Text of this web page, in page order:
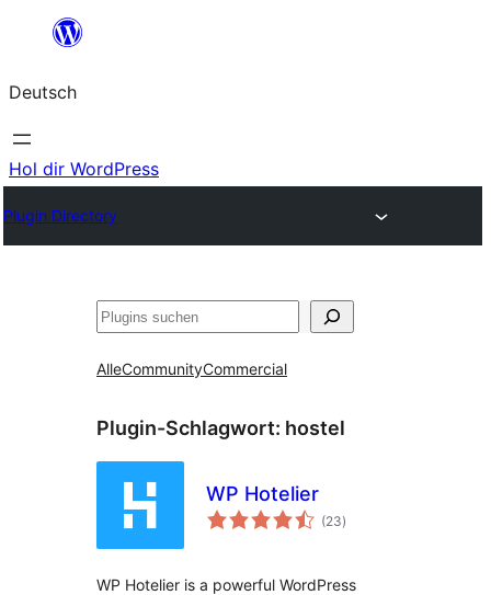
springen
Deutsch
Hol dir WordPress
Plugin Directory
Suchen
AlleCommunityCommercial
Plugin-Schlagwort: hostel
WP Hotelier
(23Bewertungen
insgesamt
)
WP Hotelier is a powerful WordPress